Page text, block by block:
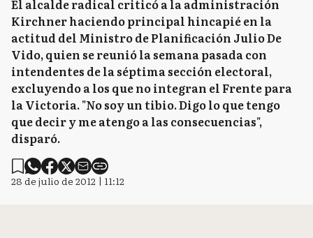
El alcalde radical criticó a la administración
Kirchner haciendo principal hincapié en la
actitud del Ministro de Planificación Julio De
Vido, quien se reunió la semana pasada con
intendentes de la séptima sección electoral,
excluyendo a los que no integran el Frente para
la Victoria. "No soy un tibio. Digo lo que tengo
que decir y me atengo a las consecuencias",
disparó.
28 de julio de 2012 | 11:12